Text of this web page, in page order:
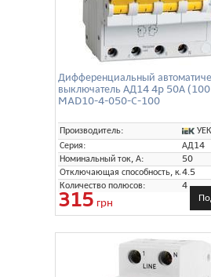
Дифференциальный
выключатель АД14 4p 50А
MAD10-4-050-C-100
Производитель:
Серия:
АД14
Номинальный ток, А:
50
Отключающая способность, кА:4.5
Количество полюсов:
4
315 грн